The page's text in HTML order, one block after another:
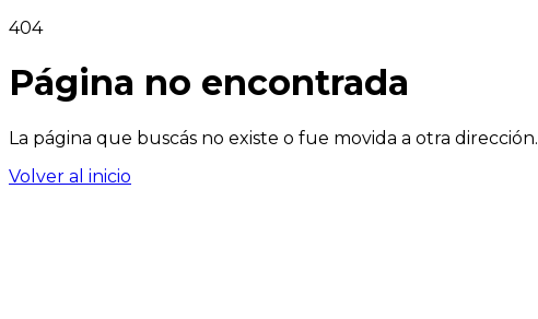
404
Página no encontrada
La página que buscás no existe o fue movida a otra dirección.
Volver al inicio